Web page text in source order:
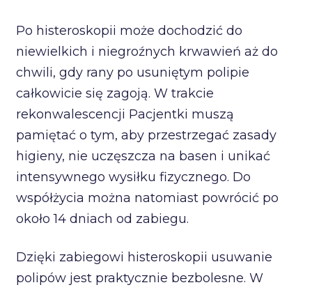
Po histeroskopii może dochodzić do
niewielkich i niegroźnych krwawień aż do
chwili, gdy rany po usuniętym polipie
całkowicie się zagoją. W trakcie
rekonwalescencji Pacjentki muszą
pamiętać o tym, aby przestrzegać zasady
higieny, nie uczęszcza na basen i unikać
intensywnego wysiłku fizycznego. Do
współżycia można natomiast powrócić po
około 14 dniach od zabiegu.
Dzięki zabiegowi histeroskopii usuwanie
polipów jest praktycznie bezbolesne. W